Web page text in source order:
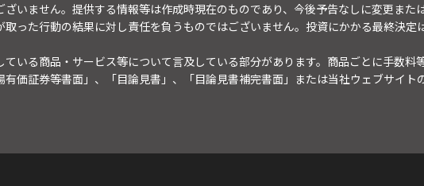
いません。提供する情報等は作成時現在のものであり、今後予告なしに変更また
った行動の結果に対し責任を負うものではございません。投資にかかる最終決
いる商品・サービス等について言及している部分があります。商品ごとに手数料
有価証券等書面」、「目論見書」、「目論見書補完書面」または当社ウェブサイト